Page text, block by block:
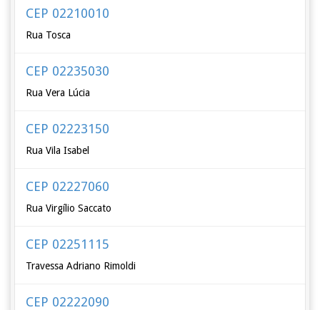
CEP 02210010
Rua Tosca
CEP 02235030
Rua Vera Lúcia
CEP 02223150
Rua Vila Isabel
CEP 02227060
Rua Virgílio Saccato
CEP 02251115
Travessa Adriano Rimoldi
CEP 02222090